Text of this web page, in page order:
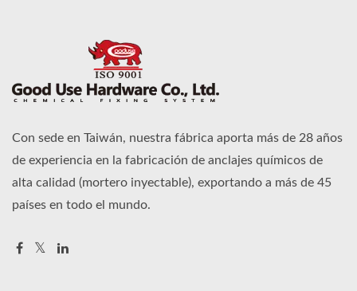
Con sede en Taiwán, nuestra fábrica aporta más de 28 años
de experiencia en la fabricación de anclajes químicos de
alta calidad (mortero inyectable), exportando a más de 45
países en todo el mundo.